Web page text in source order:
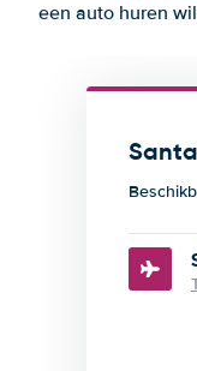
een auto huren